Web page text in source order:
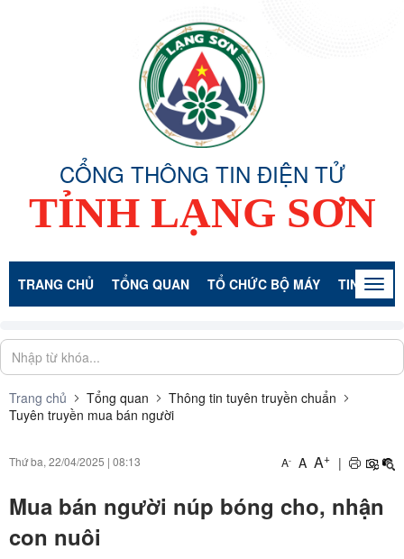
CỔNG THÔNG TIN ĐIỆN TỬ
TỈNH LẠNG SƠN
TRANG CHỦ TỔNG QUAN TỔ CHỨC BỘ MÁY TIN TỨC -
Trang chủ Tổng quan
Thông tin tuyên truyền chuẩn
Tuyên truyền mua bán người
Thứ ba, 22/04/2025 | 08:13 A- A A+ |
Mua bán người núp bóng cho, nhận
con nuôi